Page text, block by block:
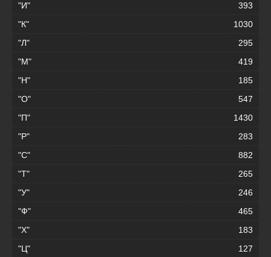
"И"
393
"К"
1030
"Л"
295
"М"
419
"Н"
185
"О"
547
"П"
1430
"Р"
283
"С"
882
"Т"
265
"У"
246
"Ф"
465
"Х"
183
"Ц"
127